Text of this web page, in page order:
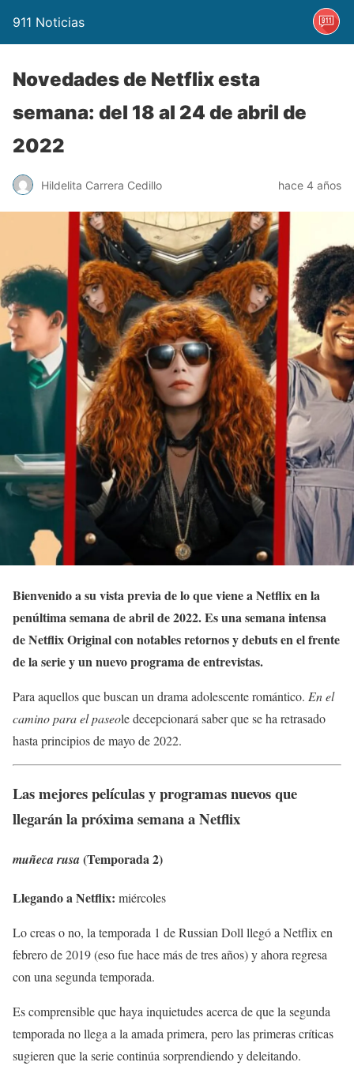
911 Noticias
Novedades de Netflix esta
semana: del 18 al 24 de abril de
2022
Hildelita Carrera Cedillo hace 4 años
Bienvenido a su vista previa de lo que viene a Netflix en la
penúltima semana de abril de 2022. Es una semana intensa
de Netflix Original con notables retornos y debuts en el frente
de la serie y un nuevo programa de entrevistas.
Para aquellos que buscan un drama adolescente romántico. En el
camino para el paseole decepcionará saber que se ha retrasado
hasta principios de mayo de 2022.
Las mejores películas y programas nuevos que
llegarán la próxima semana a Netflix
muñeca rusa(Temporada 2)
Llegando a Netflix: miércoles
Lo creas o no, la temporada 1 de Russian Doll llegó a Netflix en
febrero de 2019 (eso fue hace más de tres años) y ahora regresa
con una segunda temporada.
Es comprensible que haya inquietudes acerca de que la segunda
temporada no llega a la amada primera, pero las primeras críticas
sugieren que la serie continúa sorprendiendo y deleitando.